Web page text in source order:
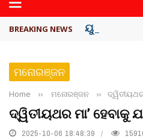
BREAKING NEWS ୟୁପିଆଇ ଓ
ମନୋରଞ୍ଜନ
Home ›› ମନୋରଞ୍ଜନ ›› ଦ୍ୱିତୀୟଥର
ଦ୍ୱିତୀୟଥର ମା’ ହେବାକୁ
2025-10-06 18:48:39